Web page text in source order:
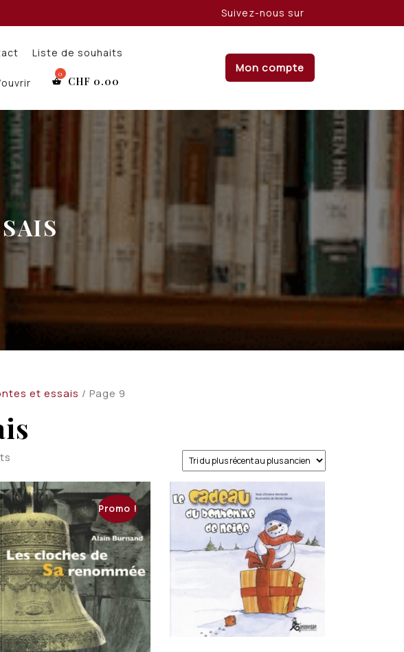
Suivez-nous sur
Liste de souhaits
CHF 0.00
Mon compte
et essais / Page 9
plus
récent
au
plus
ancien
Promo !